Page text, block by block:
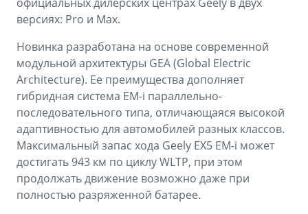
версиях: Pro и Max.
Новинка разработана на основе современной
модульной архитектуры GEA (Global Electric
Architecture). Ее преимущества дополняет
гибридная система EM-i параллельно-
последовательного типа, отличающаяся высокой
адаптивностью для автомобилей разных классов.
Максимальный запас хода Geely EX5 EM-i может
достигать 943 км по циклу WLTP, при этом
продолжать движение возможно даже при
полностью разряженной батарее.